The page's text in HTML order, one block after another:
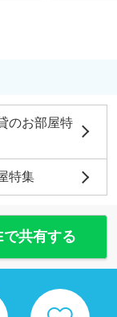
のお部屋特
特集
で共有する